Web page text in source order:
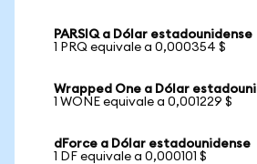
PARSIQ a Dólar estadounidense
1 PRQ equivale a 0,000354 $
Wrapped One a Dólar
1 WONE equivale a 0,001229 $
dForce a Dólar estadounidense
1 DF equivale a 0,000101 $